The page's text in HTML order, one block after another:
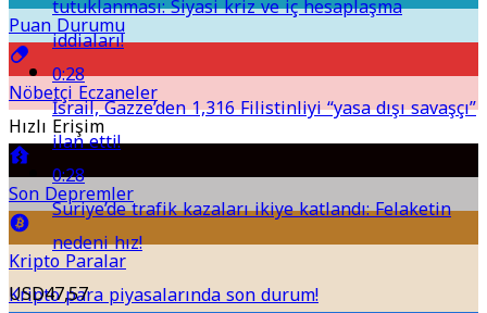
Puan Durumu
Nöbetçi Eczaneler
Hızlı Erişim
Son Depremler
Kripto Paralar
Kripto para piyasalarında son durum!
tutuklanması: Siyasi kriz ve iç hesaplaşma
iddiaları!
0:28
İsrail, Gazze’den 1,316 Filistinliyi “yasa dışı savaşçı”
ilan etti!
0:28
Suriye’de trafik kazaları ikiye katlandı: Felaketin
nedeni hız!
USD47,57